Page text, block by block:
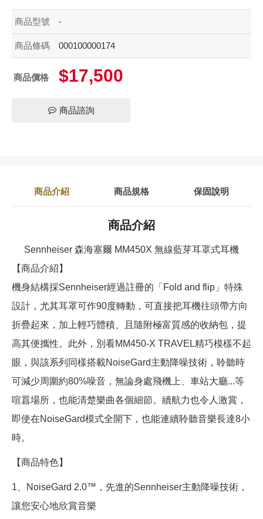
商品型號 -
商品條碼 000100000174
商品價格 $17,500
商品諮詢
商品介紹 商品規格 保固說明
商品介紹
Sennheiser 森海塞爾 MM450X 無線藍芽耳罩式耳機
【商品介紹】
機身結構採Sennheiser經過註冊的「Fold and flip」特殊
設計，尤其耳罩可作90度轉動，可直接把耳機往頭帶方向
折疊起來，加上輕巧體積、且隨附極富質感的收納包，提
高其便攜性。此外，別看MM450-X TRAVEL精巧模樣不起
眼，與該系列同樣搭載NoiseGard主動降噪技術，聆聽時
可減少周圍約80%噪音，無論身處飛機上、車站大廳...等
喧囂場所，也能清楚樂曲各個細節。續航力也令人激賞，
即使在NoiseGard模式全開下，也能連續聆聽音樂長達8小
時。
【商品特色】
1、NoiseGard 2.0™，先進的Sennheiser主動降噪技術，
讓您安心地欣賞音樂